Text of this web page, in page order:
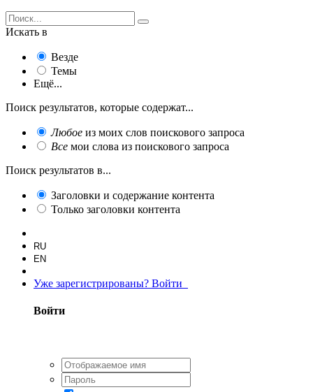
Искать в
Везде
Темы
Ещё...
Поиск результатов, которые содержат...
Любое из моих слов поискового запроса
Все мои слова из поискового запроса
Поиск результатов в...
Заголовки и содержание контента
Только заголовки контента
RU
EN
Уже зарегистрированы? Войти
Войти